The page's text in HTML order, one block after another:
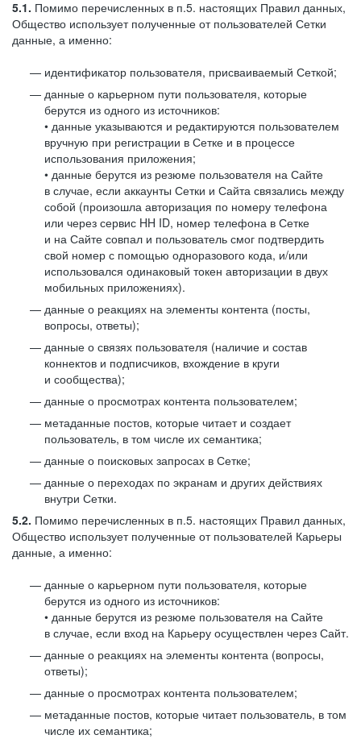
5.1. Помимо перечисленных в п.5. настоящих Правил данных,
Общество использует полученные от пользователей Сетки
данные, а именно:
идентификатор пользователя, присваиваемый Сеткой;
данные о карьерном пути пользователя, которые
берутся из одного из источников:
• данные указываются и редактируются пользователем
вручную при регистрации в Сетке и в процессе
использования приложения;
• данные берутся из резюме пользователя на Сайте
в случае, если аккаунты Сетки и Сайта связались между
собой (произошла авторизация по номеру телефона
или через сервис HH ID, номер телефона в Сетке
и на Сайте совпал и пользователь смог подтвердить
свой номер с помощью одноразового кода, и/или
использовался одинаковый токен авторизации в двух
мобильных приложениях).
данные о реакциях на элементы контента (посты,
вопросы, ответы);
данные о связях пользователя (наличие и состав
коннектов и подписчиков, вхождение в круги
и сообщества);
данные о просмотрах контента пользователем;
метаданные постов, которые читает и создает
пользователь, в том числе их семантика;
данные о поисковых запросах в Сетке;
данные о переходах по экранам и других действиях
внутри Сетки.
5.2. Помимо перечисленных в п.5. настоящих Правил данных,
Общество использует полученные от пользователей Карьеры
данные, а именно:
данные о карьерном пути пользователя, которые
берутся из одного из источников:
• данные берутся из резюме пользователя на Сайте
в случае, если вход на Карьеру осуществлен через Сайт.
данные о реакциях на элементы контента (вопросы,
ответы);
данные о просмотрах контента пользователем;
метаданные постов, которые читает пользователь, в том
числе их семантика;